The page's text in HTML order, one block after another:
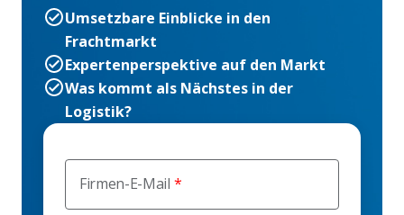
Firmen-E-Mail
Umsetzbare Einblicke in den
Frachtmarkt
Expertenperspektive auf den Markt
Was kommt als Nächstes in der
Logistik?